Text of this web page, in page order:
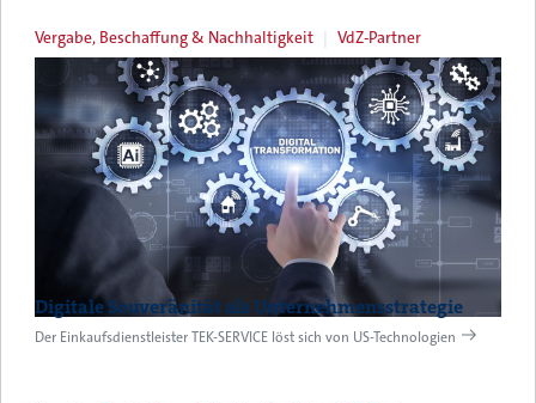
Vergabe, Beschaffung & Nachhaltigkeit VdZ-Partner
Digitale Souveränität als Unternehmensstrategie
Der Einkaufsdienstleister TEK-SERVICE löst sich von US-Technologien